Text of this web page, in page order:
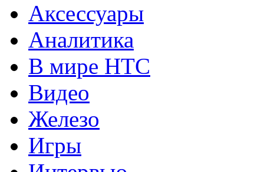
Аксессуары
Аналитика
В мире HTC
Видео
Железо
Игры